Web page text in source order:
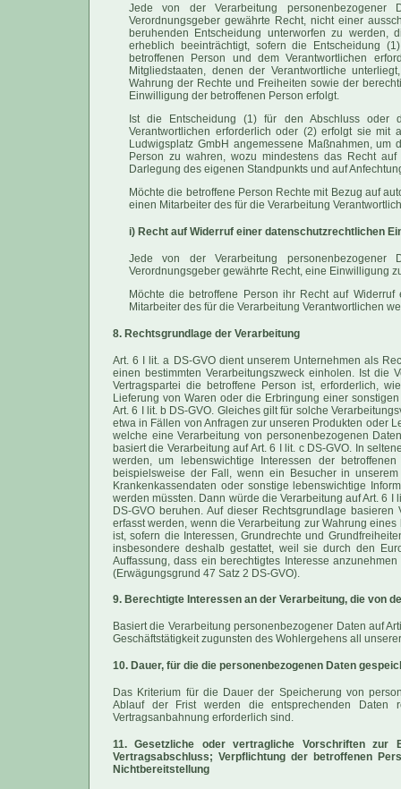
Jede von der Verarbeitung
Verordnungsgeber gewährte Recht, nicht einer
beruhenden Entscheidung unterworfen zu
erheblich beeinträchtigt, sofern die Entscheidung
betroffenen Person und dem Verantwortlichen
Mitgliedstaaten, denen der Verantwortliche
Wahrung der Rechte und Freiheiten sowie der
Einwilligung der betroffenen Person erfolgt.
Ist die Entscheidung (1) für den Abschluss oder
Verantwortlichen erforderlich oder (2) erfolgt sie mit
Ludwigsplatz GmbH angemessene Maßnahmen,
Person zu wahren, wozu mindestens das Recht
Darlegung des eigenen Standpunkts und auf
Möchte die betroffene Person Rechte mit Bezug auf
einen Mitarbeiter des für die Verarbeitung
i) Recht auf Widerruf einer datenschutzrechtlichen
Jede von der Verarbeitung
Verordnungsgeber gewährte Recht, eine Einwilligung
Möchte die betroffene Person ihr Recht auf
Mitarbeiter des für die Verarbeitung Verantwortlichen
8. Rechtsgrundlage der Verarbeitung
Art. 6 I lit. a DS-GVO dient unserem Unternehmen als
einen bestimmten Verarbeitungszweck einholen. Ist die
Vertragspartei die betroffene Person ist, erforderlich,
Lieferung von Waren oder die Erbringung einer
Art. 6 I lit. b DS-GVO. Gleiches gilt für solche
etwa in Fällen von Anfragen zur unseren Produkten oder
welche eine Verarbeitung von personenbezogenen
basiert die Verarbeitung auf Art. 6 I lit. c DS-GVO. In
werden, um lebenswichtige Interessen der
beispielsweise der Fall, wenn ein Besucher in
Krankenkassendaten oder sonstige lebenswichtige
werden müssten. Dann würde die Verarbeitung auf Art. 6
DS-GVO beruhen. Auf dieser Rechtsgrundlage
erfasst werden, wenn die Verarbeitung zur Wahrung
ist, sofern die Interessen, Grundrechte und
insbesondere deshalb gestattet, weil sie durch den
Auffassung, dass ein berechtigtes Interesse
(Erwägungsgrund 47 Satz 2 DS-GVO).
9. Berechtigte Interessen an der Verarbeitung, die von
Basiert die Verarbeitung personenbezogener Daten auf
Geschäftstätigkeit zugunsten des Wohlergehens all
10. Dauer, für die die personenbezogenen Daten
Das Kriterium für die Dauer der Speicherung von
Ablauf der Frist werden die entsprechenden Daten
Vertragsanbahnung erforderlich sind.
11. Gesetzliche oder vertragliche Vorschriften zur
Vertragsabschluss; Verpflichtung der betroffenen
Nichtbereitstellung